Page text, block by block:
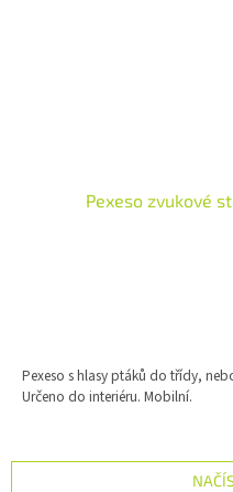
Pexeso zvukové
Pexeso s hlasy ptáků do třídy,
Určeno do interiéru. Mobilní.